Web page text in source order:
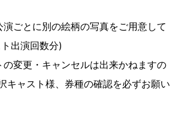
ごとに別の絵柄の写真をご用意して
出演回数分)
変更・キャンセルは出来かねますの
キャスト様、券種の確認を必ずお願い